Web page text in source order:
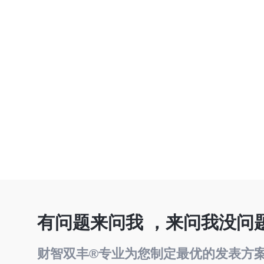
有问题来问我 ，来问我没问
财智双丰®专业为您制定最优的发表方